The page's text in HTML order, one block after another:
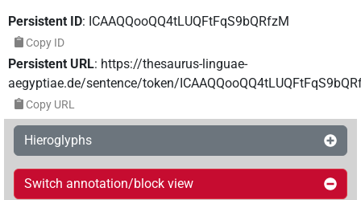
Persistent ID: ICAAQQooQQ4tLUQFtFqS9bQRfzM
Copy ID
Persistent URL: https://thesaurus-linguae-
aegyptiae.de/sentence/token/
Copy URL
Hieroglyphs
Switch annotation/block view